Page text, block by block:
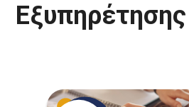
Εξυπηρέτησης